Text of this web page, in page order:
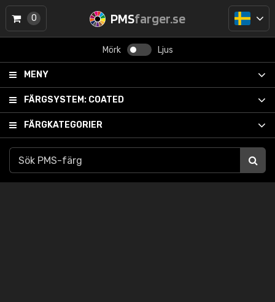
PMSfarger.se
Mörk Ljus
MENY
FÄRGSYSTEM: COATED
FÄRGKATEGORIER
0